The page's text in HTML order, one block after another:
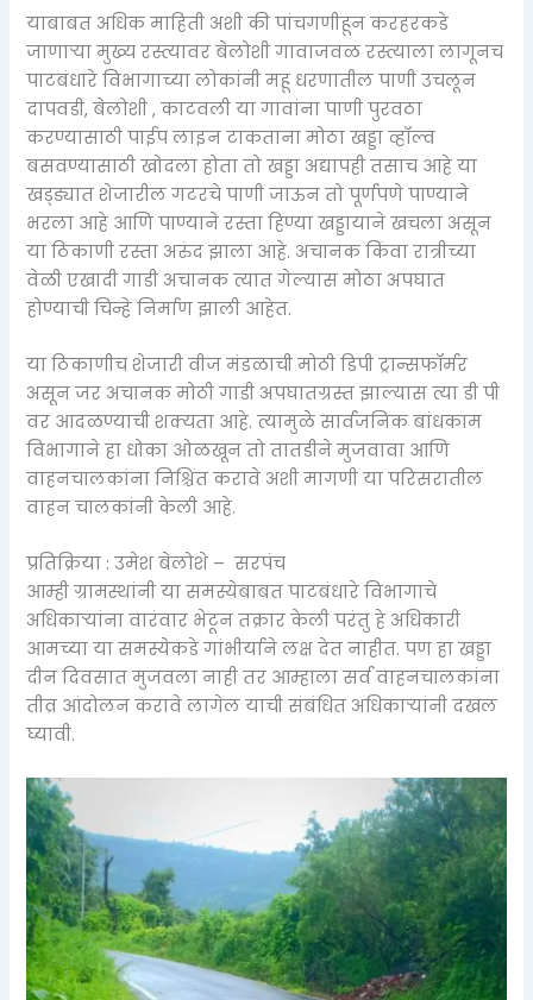
याबाबत अधिक माहिती अशी की पांचगणीहून करहरकडे
जाणाऱ्या मुख्य रस्त्यावर बेलोशी गावाजवळ रस्त्याला लागूनच
पाटबंधारे विभागाच्या लोकांनी महू धरणातील पाणी उचलून
दापवडी, बेलोशी , काटवली या गावांना पाणी पुरवठा
करण्यासाठी पाईप लाइन टाकताना मोठा खड्डा व्हॉल्व
बसवण्यासाठी खोदला होता तो खड्डा अद्यापही तसाच आहे या
खड्ड्यात शेजारील गटरचे पाणी जाऊन तो पूर्णपणे पाण्याने
भरला आहे आणि पाण्याने रस्ता हिण्या खड्डायाने खचला असून
या ठिकाणी रस्ता अरुंद झाला आहे. अचानक किंवा रात्रीच्या
वेळी एखादी गाडी अचानक त्यात गेल्यास मोठा अपघात
होण्याची चिन्हे निर्माण झाली आहेत.
या ठिकाणीच शेजारी वीज मंडळाची मोठी डिपी ट्रान्सफॉर्मर
असून जर अचानक मोठी गाडी अपघातग्रस्त झाल्यास त्या डी पी
वर आदळण्याची शक्यता आहे. त्यामुळे सार्वजनिक बांधकाम
विभागाने हा धोका ओळखून तो तातडीने मुजवावा आणि
वाहनचालकांना निश्चिंत करावे अशी मागणी या परिसरातील
वाहन चालकांनी केली आहे.
प्रतिक्रिया : उमेश बेलोशे – सरपंच
आम्ही ग्रामस्थांनी या समस्येबाबत पाटबंधारे विभागाचे
अधिकाऱ्यांना वारंवार भेटून तक्रार केली परंतु हे अधिकारी
आमच्या या समस्येकडे गांभीर्याने लक्ष देत नाहीत. पण हा खड्डा
दीन दिवसात मुजवला नाही तर आम्हाला सर्व वाहनचालकांना
तीव्र आंदोलन करावे लागेल याची संबंधित अधिकाऱ्यांनी दखल
घ्यावी.